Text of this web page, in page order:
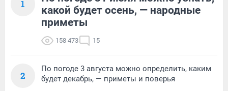
1
какой будет осень, — народные
приметы
158 473 15
2
По погоде 3 августа можно определить, каким
будет декабрь, — приметы и поверья